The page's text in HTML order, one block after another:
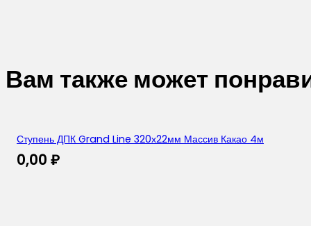
Вам также может
Ступень ДПК Grand Line 320х22мм Массив Какао 4м
0,00 ₽